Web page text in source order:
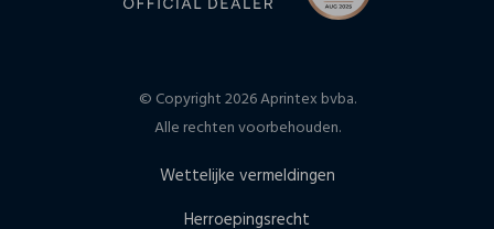
© Copyright 2026 Aprintex bvba.
Alle rechten voorbehouden.
Wettelijke vermeldingen
Herroepingsrecht